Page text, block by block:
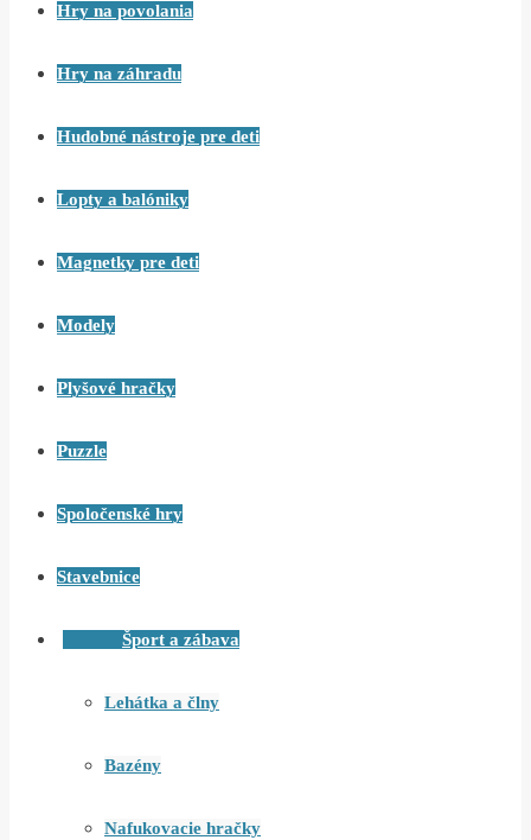
Hry na povolania
Hry na záhradu
Hudobné nástroje pre deti
Lopty a balóniky
Magnetky pre deti
Modely
Plyšové hračky
Puzzle
Spoločenské hry
Stavebnice
Šport a zábava
Lehátka a člny
Bazény
Nafukovacie hračky